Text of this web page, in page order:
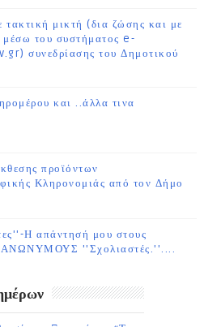
μικτή (δια ζώσης και με
μέσω του συστήματος e-
συνεδρίασης του Δημοτικού
και ..άλλα τινα
προϊόντων
Κληρονομιάς από τον Δήμο
Η απάντησή μου στους
ΑΝΩΝΥΜΟΥΣ ''Σχολιαστές.''....